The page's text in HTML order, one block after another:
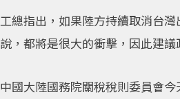
工總指出，如果陸方持續取消台
說，都將是很大的衝擊，因此建
中國大陸國務院關稅稅則委員會